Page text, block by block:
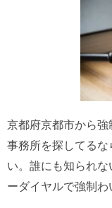
京都府京都市から
事務所を探してる
い。誰にも知られ
ーダイヤルで強制わ